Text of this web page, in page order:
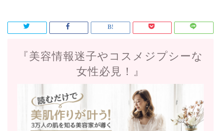
『美容情報迷子やコスメジプシーな
女性必見！』